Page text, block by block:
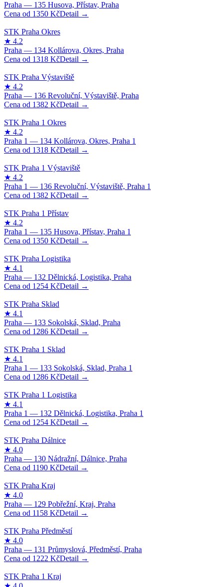
1350 Kč
1318 Kč
1382 Kč
1318 Kč
1382 Kč
1350 Kč
1254 Kč
1286 Kč
1286 Kč
1254 Kč
1190 Kč
1158 Kč
1222 Kč